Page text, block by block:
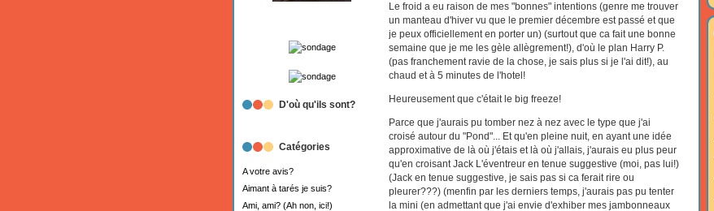
D'où qu'ils sont?
Catégories
A votre avis?
Aimant à tarés je suis?
Ami, ami? (Ah non, ici!)
Le froid a eu raison de mes "bonnes" intentions (genre me trouver
un manteau d'hiver vu que le premier décembre est passé et que
je peux officiellement en porter un) (surtout que ca fait une bonne
semaine que je me les gèle allègrement!), d'où le plan Harry P.
(pas franchement ravie de la chose, je sais plus si je l'ai dit!), au
chaud et à 5 minutes de l'hotel!
Heureusement que c'était le big freeze!
Parce que j'aurais pu tomber nez à nez avec le type que j'ai
croisé autour du "Pond"... Et qu'en pleine nuit, en ayant une idée
approximative de là où j'étais et là où j'allais, j'aurais eu plus peur
qu'en croisant Jack L'éventreur en tenue suggestive (moi, pas lui!)
(Jack en tenue suggestive, je sais pas si ca ferait rire ou
pleurer???) (menfin par les derniers temps, j'aurais pas pu tenter
la mini (en admettant que j'ai envie d'exhiber mes jambonneaux